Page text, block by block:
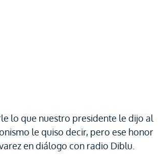
lo que nuestro presidente le dijo al
le quiso decir, pero ese honor
en diálogo con radio Diblu.